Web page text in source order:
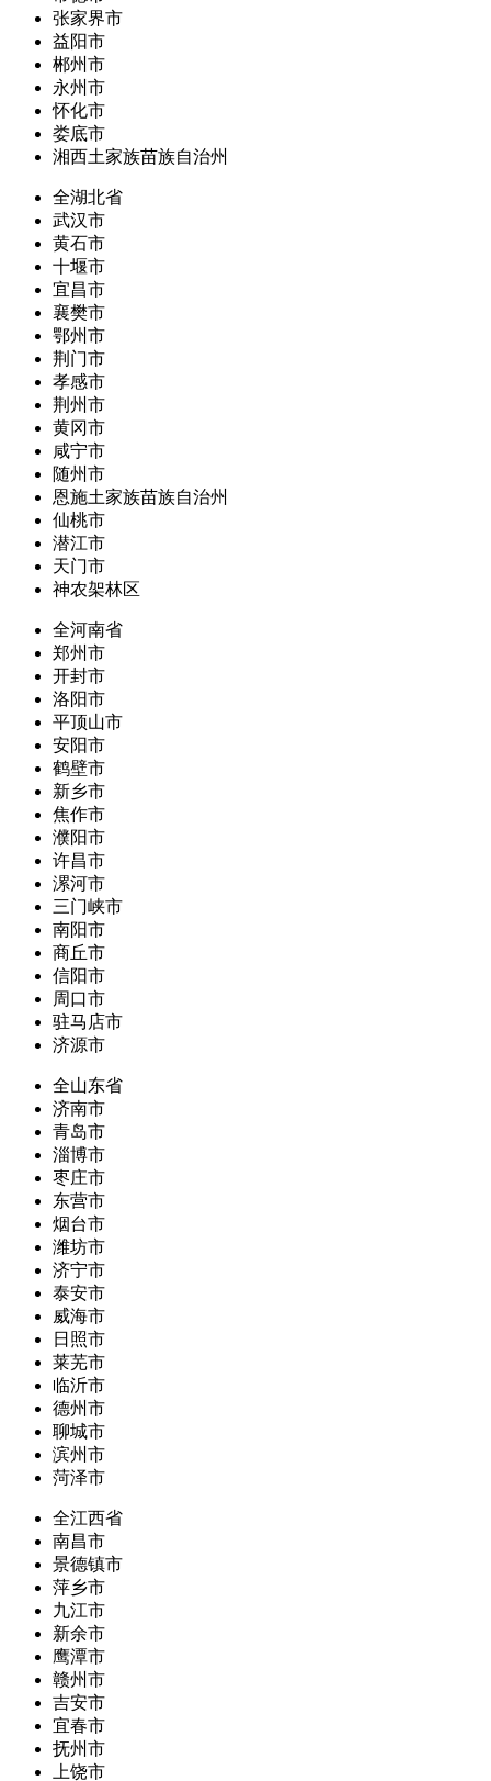
张家界市
益阳市
郴州市
永州市
怀化市
娄底市
湘西土家族苗族自治州
全湖北省
武汉市
黄石市
十堰市
宜昌市
襄樊市
鄂州市
荆门市
孝感市
荆州市
黄冈市
咸宁市
随州市
恩施土家族苗族自治州
仙桃市
潜江市
天门市
神农架林区
全河南省
郑州市
开封市
洛阳市
平顶山市
安阳市
鹤壁市
新乡市
焦作市
濮阳市
许昌市
漯河市
三门峡市
南阳市
商丘市
信阳市
周口市
驻马店市
济源市
全山东省
济南市
青岛市
淄博市
枣庄市
东营市
烟台市
潍坊市
济宁市
泰安市
威海市
日照市
莱芜市
临沂市
德州市
聊城市
滨州市
菏泽市
全江西省
南昌市
景德镇市
萍乡市
九江市
新余市
鹰潭市
赣州市
吉安市
宜春市
抚州市
上饶市